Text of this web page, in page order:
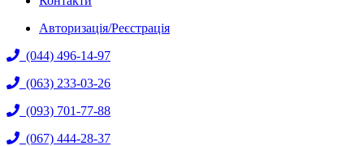
Авторизація/Реєстрація
(044) 496-14-97
(063) 233-03-26
(093) 701-77-88
(067) 444-28-37